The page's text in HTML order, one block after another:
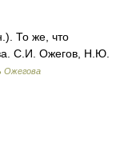
То же, что
С.И. Ожегов, Н.Ю.
Ожегова